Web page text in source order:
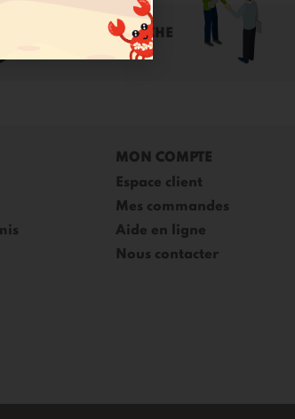
UNE APPROCHE
CITOYENNE
MON COMPTE
Espace client
Mes commandes
Aide en ligne
Nous contacter